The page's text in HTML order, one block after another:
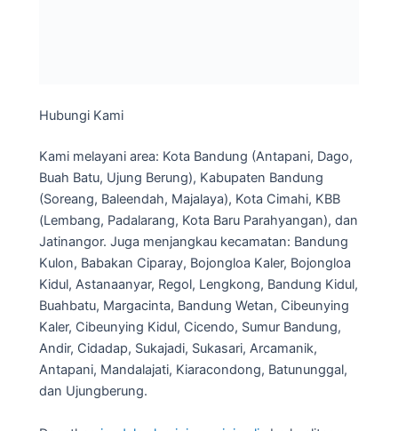
Hubungi Kami
Kami melayani area: Kota Bandung (Antapani, Dago,
Buah Batu, Ujung Berung), Kabupaten Bandung
(Soreang, Baleendah, Majalaya), Kota Cimahi, KBB
(Lembang, Padalarang, Kota Baru Parahyangan), dan
Jatinangor. Juga menjangkau kecamatan: Bandung
Kulon, Babakan Ciparay, Bojongloa Kaler, Bojongloa
Kidul, Astanaanyar, Regol, Lengkong, Bandung Kidul,
Buahbatu, Margacinta, Bandung Wetan, Cibeunying
Kaler, Cibeunying Kidul, Cicendo, Sumur Bandung,
Andir, Cidadap, Sukajadi, Sukasari, Arcamanik,
Antapani, Mandalajati, Kiaracondong, Batununggal,
dan Ujungberung.